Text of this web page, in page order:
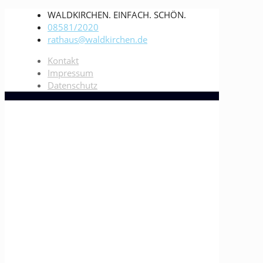
WALDKIRCHEN. EINFACH. SCHÖN.
08581/2020
rathaus@waldkirchen.de
Kontakt
Impressum
Datenschutz